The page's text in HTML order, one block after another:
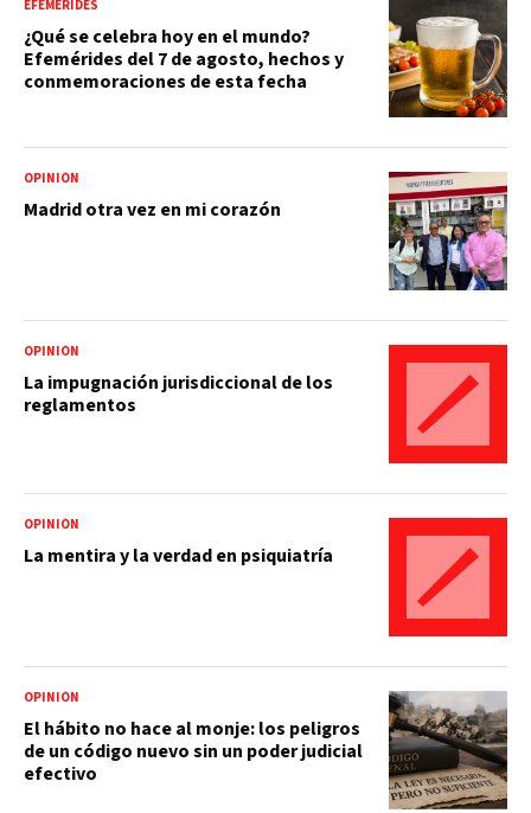
EFEMÉRIDES
¿Qué se celebra hoy en el mundo?
Efemérides del 7 de agosto, hechos y
conmemoraciones de esta fecha
OPINIÓN
Madrid otra vez en mi corazón
OPINIÓN
La impugnación jurisdiccional de los
reglamentos
OPINIÓN
La mentira y la verdad en psiquiatría
OPINIÓN
El hábito no hace al monje: los peligros
de un código nuevo sin un poder judicial
efectivo